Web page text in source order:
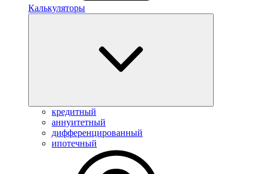
Калькуляторы
кредитный
аннуитетный
дифференцированный
ипотечный